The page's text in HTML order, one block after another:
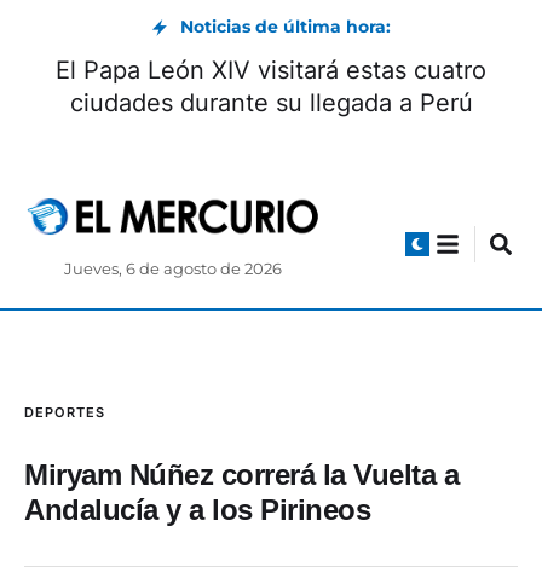
Noticias de última hora:
El Papa León XIV visitará estas cuatro
ciudades durante su llegada a Perú
Jueves, 6 de agosto de 2026
DEPORTES
Miryam Núñez correrá la Vuelta a
Andalucía y a los Pirineos